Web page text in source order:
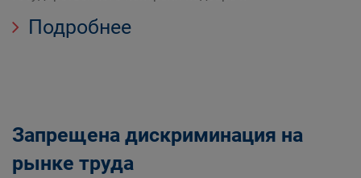
Подробнее
Запрещена дискриминация на
рынке труда